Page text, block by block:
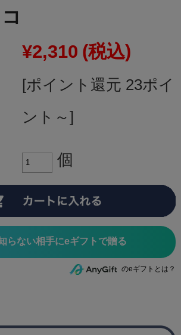
¥2,310 (税込)
[ポイント還元 23ポイ
ント～]
個
らない相手にeギフトで贈る
のeギフトとは？